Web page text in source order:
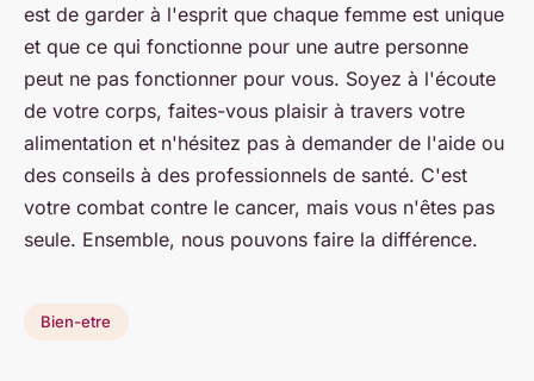
est de garder à l'esprit que chaque femme est unique
et que ce qui fonctionne pour une autre personne
peut ne pas fonctionner pour vous. Soyez à l'écoute
de votre corps, faites-vous plaisir à travers votre
alimentation et n'hésitez pas à demander de l'aide ou
des conseils à des professionnels de santé. C'est
votre combat contre le cancer, mais vous n'êtes pas
seule. Ensemble, nous pouvons faire la différence.
Bien-etre